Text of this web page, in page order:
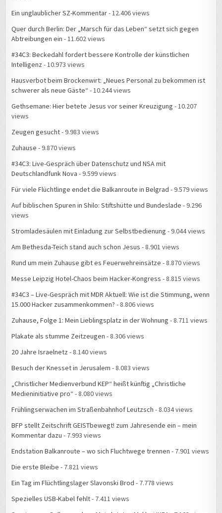
Abtreibungen ein- 11.602 views
#34C3: Beckedahl fordert bessere Kontrolle der künstlichen
Intelligenz- 10.973 views
Hausverbot beim Brockenwirt: „Neues Personal zu bekommen ist
schwerer als neue Gäste“
Gethsemane: Hier betete Jesus vor seiner Kreuzigung- 10.207
views
Zeugen gesucht- 9.983 views
Deutschlandfunk Nova
Für viele Flüchtlinge endet die Balkanroute in Belgrad
views
Stromladesäulen mit Einladung zur Selbstbedienung- 9.044 views
15.000 Hacker zusammenkommen?- 8.806 views
Zuhause, Folge 1: Mein Lieblingsplatz in der Wohnung- 8.711 views
Medieninitiative pro“- 8.080 views
Frühlingserwachen im Straßenbahnhof Leutzsch- 8.034 views
Kommentar dazu- 7.993 views
Endstation Balkanroute – wo sich Fluchtwege trennen- 7.901 views